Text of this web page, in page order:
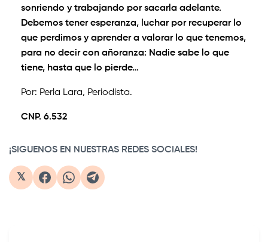
sonriendo y trabajando por sacarla adelante.
Debemos tener esperanza, luchar por recuperar lo
que perdimos y aprender a valorar lo que tenemos,
para no decir con añoranza: Nadie sabe lo que
tiene, hasta que lo pierde…
Por: Perla Lara, Periodista.
CNP. 6.532
¡SIGUENOS EN NUESTRAS REDES SOCIALES!
𝕏